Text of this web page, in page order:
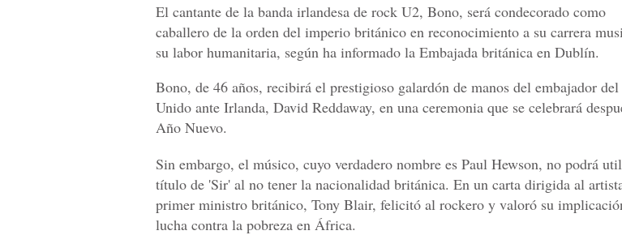
El cantante de la banda irlandesa de rock U2, Bono, será condecorado como
caballero de la orden del imperio británico en reconocimiento a su carrera
su labor humanitaria, según ha informado la Embajada británica en Dublín.
Bono, de 46 años, recibirá el prestigioso galardón de manos del embajador
Unido ante Irlanda, David Reddaway, en una ceremonia que se celebrará
Año Nuevo.
Sin embargo, el músico, cuyo verdadero nombre es Paul Hewson, no podrá
título de 'Sir' al no tener la nacionalidad británica. En un carta dirigida al
primer ministro británico, Tony Blair, felicitó al rockero y valoró su
lucha contra la pobreza en África.